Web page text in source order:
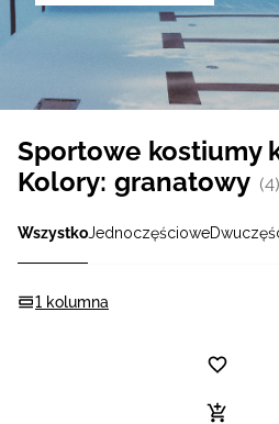
Sportowe kostiumy
Kolory: granatowy (4)
WszystkoJednoczęściowe
1 kolumna